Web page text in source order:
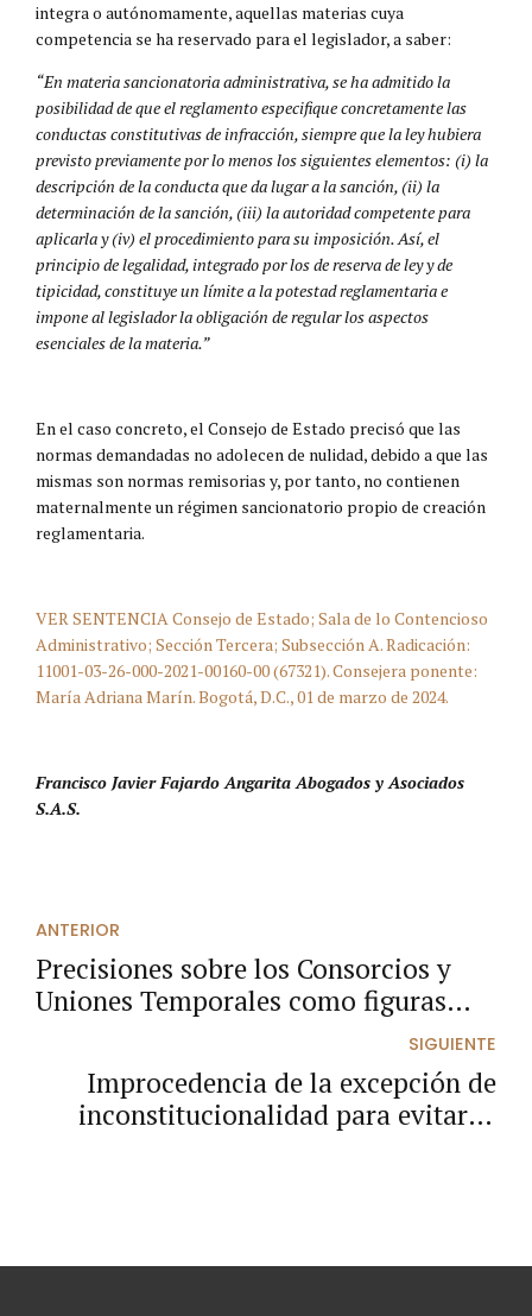
integra o autónomamente, aquellas materias cuya
competencia se ha reservado para el legislador, a saber:
“En materia sancionatoria administrativa, se ha admitido la
posibilidad de que el reglamento especifique concretamente las
conductas constitutivas de infracción, siempre que la ley hubiera
previsto previamente por lo menos los siguientes elementos: (i) la
descripción de la conducta que da lugar a la sanción, (ii) la
determinación de la sanción, (iii) la autoridad competente para
aplicarla y (iv) el procedimiento para su imposición. Así, el
principio de legalidad, integrado por los de reserva de ley y de
tipicidad, constituye un límite a la potestad reglamentaria e
impone al legislador la obligación de regular los aspectos
esenciales de la materia.”
En el caso concreto, el Consejo de Estado precisó que las
normas demandadas no adolecen de nulidad, debido a que las
mismas son normas remisorias y, por tanto, no contienen
maternalmente un régimen sancionatorio propio de creación
reglamentaria.
VER SENTENCIA Consejo de Estado; Sala de lo Contencioso
Administrativo; Sección Tercera; Subsección A. Radicación:
11001-03-26-000-2021-00160-00 (67321). Consejera ponente:
María Adriana Marín. Bogotá, D.C., 01 de marzo de 2024.
Francisco Javier Fajardo Angarita Abogados y Asociados
S.A.S.
ANTERIOR
Precisiones sobre los Consorcios y
Uniones Temporales como figuras
asociativas para contratar con el
Estado.
SIGUIENTE
Improcedencia de la excepción de
inconstitucionalidad para evitar el